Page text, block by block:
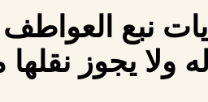
نبع العواطف
ولا يجوز